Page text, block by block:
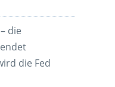
die
die Fed